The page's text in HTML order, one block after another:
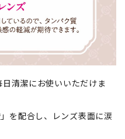
清潔にお使いいただけま
を配合し、レンズ表面に涙